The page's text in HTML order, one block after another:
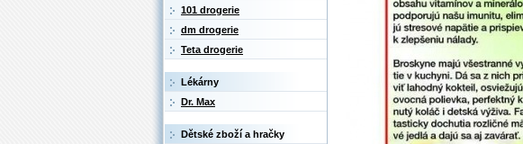
101 drogerie
dm drogerie
Teta drogerie
Lékárny
Dr. Max
Dětské zboží a hračky